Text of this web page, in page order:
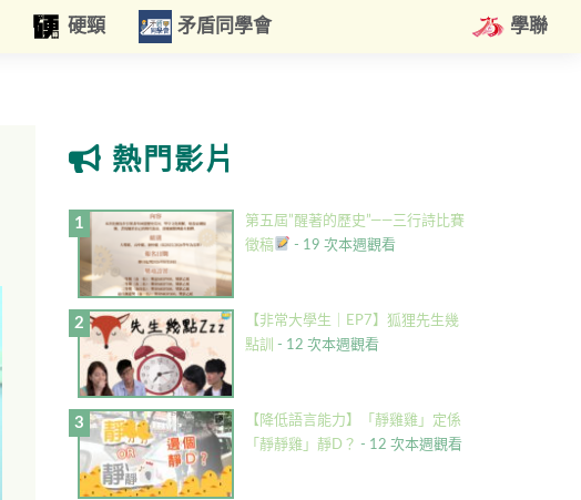
硬頸 矛盾同學會 學聯
熱門影片
第五屆”醒著的歷史”——三行詩比賽
徵稿
- 19 次本週觀看
【非常大學生｜EP7】狐狸先生幾
點訓 - 12 次本週觀看
【降低語言能力】「靜雞雞」定係
「靜靜雞」靜D？ - 12 次本週觀看